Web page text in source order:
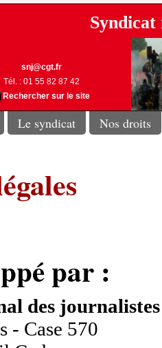
snj@cgt.fr
Tél. : 01 55 82 87 42
Rechercher sur le site
Le syndicat Nos droits
par :
des
- Case 570